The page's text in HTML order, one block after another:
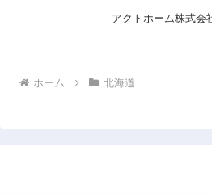
アクトホーム株式会
ホーム 北海道